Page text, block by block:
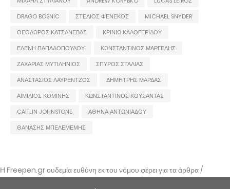
DRAGO BOSNIC
ΣΤΕΛΙΟΣ ΦΕΝΕΚΟΣ
MICHAEL SNYDER
ΘΕΟΔΩΡΟΣ ΚΑΤΣΑΝΕΒΑΣ
ΚΡΙΝΙΩ ΚΑΛΟΓΕΡΙΔΟΥ
ΕΛΕΝΗ ΠΑΠΑΔΟΠΟΥΛΟΥ
ΚΩΝΣΤΑΝΤΙΝΟΣ ΜΑΡΓΕΛΗΣ
ΖΑΧΑΡΙΑΣ ΜΥΤΙΛΗΝΙΟΣ
ΣΠΥΡΟΣ ΣΤΑΛΙΑΣ
ΑΝΑΣΤΑΣΙΟΣ ΛΑΥΡΕΝΤΖΟΣ
ΔΗΜΗΤΡΗΣ ΜΑΡΔΑΣ
ΑΙΜΙΛΙΟΣ ΚΟΜΙΝΗΣ
ΚΩΝΣΤΑΝΤΙΝΟΣ ΚΟΥΣΑΝΤΑΣ
CAITLIN JOHNSTONE
ΑΘΗΝΑ ΑΝΤΩΝΙΑΔΟΥ
ΘΑΝΑΣΗΣ ΜΠΕΛΕΜΕΜΗΣ
Η Freepen.gr ουδεμία ευθύνη εκ του νόμου φέρει για τα άρθρα /
αναρτήσεις που δημοσιεύονται και απηχούν τις απόψεις των συντακτών